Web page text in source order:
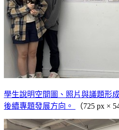
學生說明空間圖、照片與議題形
後續專題發展方向。
（725 px ×